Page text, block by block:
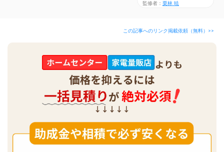
監修者： 栗林 暁
この記事へのリンク掲載依頼（無料）>>